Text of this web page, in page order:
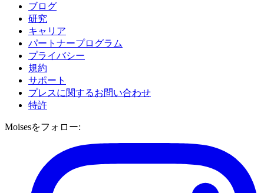
ブログ
研究
キャリア
パートナープログラム
プライバシー
規約
サポート
プレスに関するお問い合わせ
特許
Moisesをフォロー: